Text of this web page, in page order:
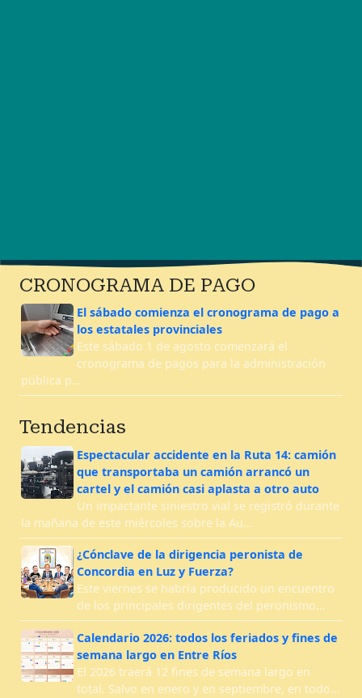
CRONOGRAMA DE PAGO
El sábado comienza el cronograma de pago a
los estatales provinciales
Este sábado 1 de agosto comenzará el
cronograma de pagos para la administración
pública p…
Tendencias
Espectacular accidente en la Ruta 14: camión
que transportaba un camión arrancó un
cartel y el camión casi aplasta a otro auto
Un impactante siniestro vial se registró durante
la mañana de este miércoles sobre la Au…
¿Cónclave de la dirigencia peronista de
Concordia en Luz y Fuerza?
Este viernes se habría producido un encuentro
de los principales dirigentes del peronismo…
Calendario 2026: todos los feriados y fines de
semana largo en Entre Ríos
El 2026 traerá 12 fines de semana largo en
total. Salvo en enero y en septiembre, en todo…